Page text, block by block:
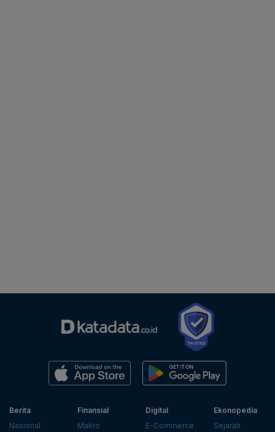
Berita
Nasional
Finansial
Makro
Digital
E-Commerce
Ekonopedia
Sejarah